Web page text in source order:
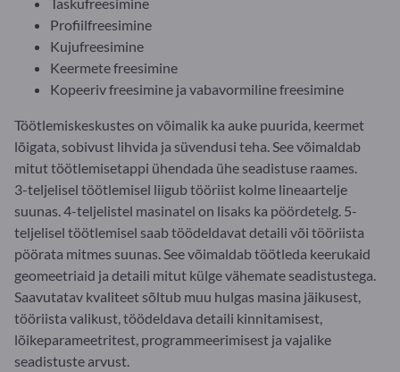
Profiilfreesimine
Kujufreesimine
Keermete freesimine
Kopeeriv freesimine ja vabavormiline freesimine
Töötlemiskeskustes on võimalik ka auke puurida, keermet
lõigata, sobivust lihvida ja süvendusi teha. See võimaldab
mitut töötlemisetappi ühendada ühe seadistuse raames.
3-teljelisel töötlemisel liigub tööriist kolme lineaartelje
suunas. 4-teljelistel masinatel on lisaks ka pöördetelg. 5-
teljelisel töötlemisel saab töödeldavat detaili või tööriista
pöörata mitmes suunas. See võimaldab töötleda keerukaid
geomeetriaid ja detaili mitut külge vähemate seadistustega.
Saavutatav kvaliteet sõltub muu hulgas masina jäikusest,
tööriista valikust, töödeldava detaili kinnitamisest,
lõikeparameetritest, programmeerimisest ja vajalike
seadistuste arvust.